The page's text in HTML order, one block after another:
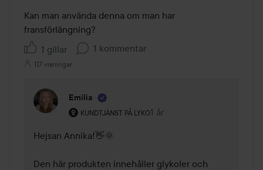
Kan man använda denna om man har
fransförlängning?
1 gillar
1 kommentar
117 visningar
Emilia
KUNDTJÄNST PÅ LYKO
Användarens roll: Kundtjänst på Lyko.
1 år
Kommentaren lades 1 år
Hejsan Annika!👋🌞
Den här produkten innehåller glykoler och